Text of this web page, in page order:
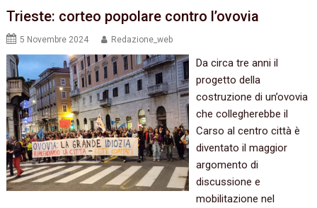
Trieste: corteo popolare contro l’ovovia
5 Novembre 2024 Redazione_web
Da circa tre anni il
progetto della
costruzione di un’ovovia
che collegherebbe il
Carso al centro città è
diventato il maggior
argomento di
discussione e
mobilitazione nel